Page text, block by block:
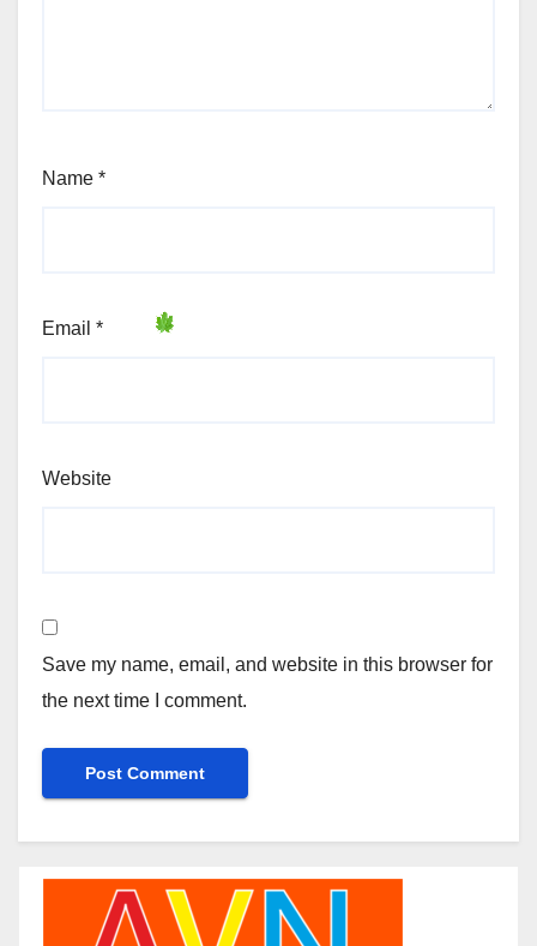
Name *
Email *
Website
Save my name, email, and website in this browser for
the next time I comment.